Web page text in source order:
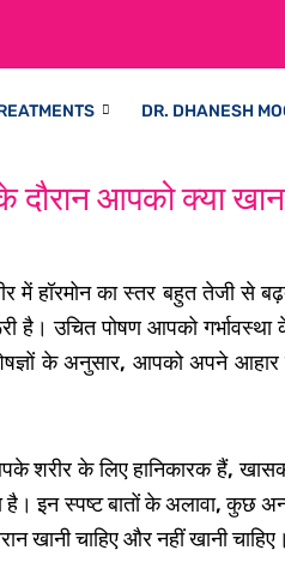
DR. DHANESH
आपको क्या
में हॉरमोन का स्तर बहुत तेजी
है। उचित पोषण आपको
के अनुसार, आपको अपने
शरीर के लिए हानिकारक हैं,
इन स्पष्ट बातों के अलावा, कुछ
खानी चाहिए और नहीं खानी चाहिए।